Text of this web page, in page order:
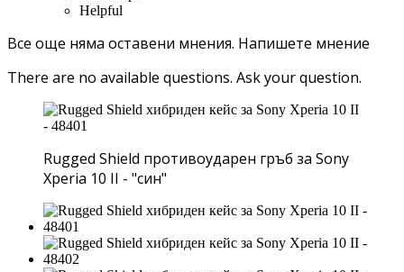
Helpful
Все още няма оставени мнения. Напишете мнение
There are no available questions. Ask your question.
Rugged Shield противоударен гръб за Sony
Xperia 10 II - "син"